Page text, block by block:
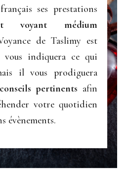
ses prestations
voyant médium
de Taslimy est
vous indiquera ce qui
il vous prodiguera
conseils pertinents afin
votre quotidien
évènements.